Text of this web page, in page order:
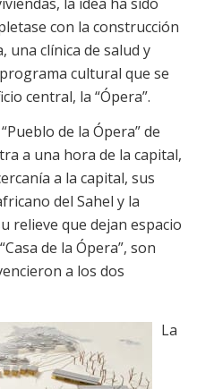
con la construcción
una clínica de salud y
cultural que se
central, la “Ópera”.
de la Ópera” de
a una hora de la capital,
a la capital, sus
del Sahel y la
relieve que dejan espacio
de la Ópera”, son
a los dos
La